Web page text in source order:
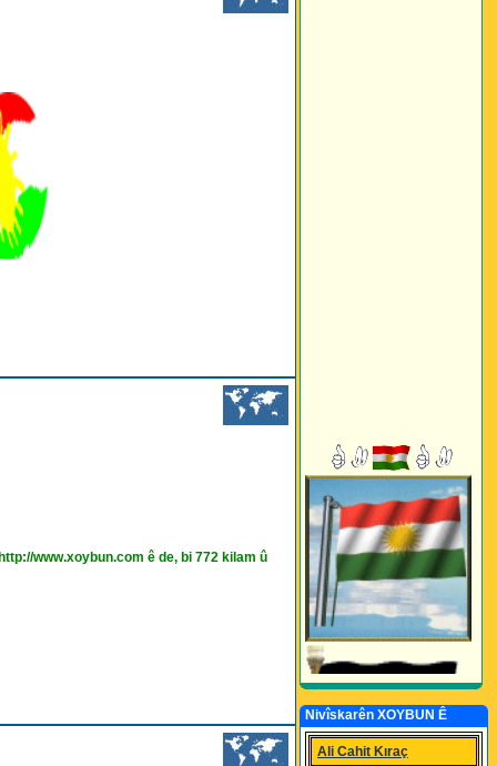
Muzîka Kurdî bi 465 Sitranên Din Tê
www.xoybun.com ê de, bi 772 kilam û
Nivîskarên XOYBUN Ê
Ali Cahit Kıraç